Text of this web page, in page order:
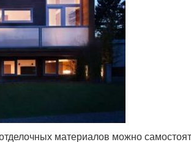
материалов можно